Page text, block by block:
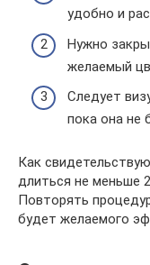
удобно и
Нужно
желаемый
Следует
пока она не
Как
длиться не меньше
Повторять
будет желаемого